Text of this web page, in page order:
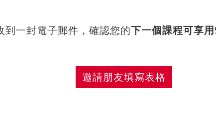
一封電子郵件，確認您的下一個課程可享
邀請朋友填寫表格
邀請朋友填寫表格